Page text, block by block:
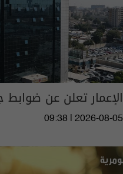
الإعمار تعلن عن
09:38 | 2026-08-05